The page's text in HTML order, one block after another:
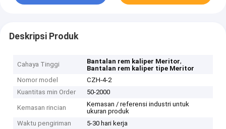
Deskripsi Produk
Cahaya Tinggi Bantalan rem kaliper Meritor,
Bantalan rem kaliper tipe Meritor
Nomor model
CZH-4-2
Kuantitas min Order
50-2000
Kemasan rincian
Kemasan / referensi industri untuk
ukuran produk
Waktu pengiriman
5-30 hari kerja